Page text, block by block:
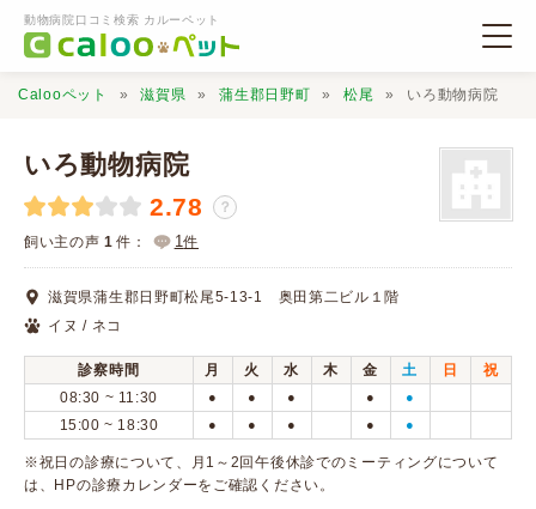
動物病院口コミ検索 カルーペット
動物病院検索
口コミ検索
Calooペットとは？
口コミ投稿
Calooペット 滋賀県 蒲生郡日野町 松尾 いろ動物病院
いろ動物病院
2.78 ？
飼い主の声 1 件： 1件
滋賀県蒲生郡日野町松尾5-13-1 奥田第二ビル１階
イヌ / ネコ
診察時間 月 火 水 木 金 土 日
祝
08:30 ~ 11:30
● ● ● ● ●
15:00 ~ 18:30 ● ● ● ● ●
※祝日の診療について、月1～2回午後休診でのミーティングについて
は、HPの診療カレンダーをご確認ください。